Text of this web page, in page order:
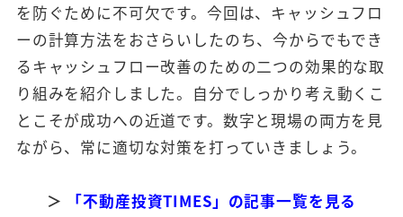
を防ぐために不可欠です。今回は、キャッシュフロ
ーの計算方法をおさらいしたのち、今からでもでき
るキャッシュフロー改善のための二つの効果的な取
り組みを紹介しました。自分でしっかり考え動くこ
とこそが成功への近道です。数字と現場の両方を見
ながら、常に適切な対策を打っていきましょう。
＞ 「不動産投資TIMES」の記事一覧を見る